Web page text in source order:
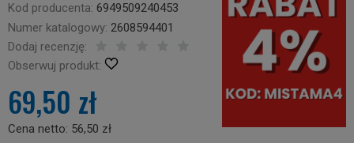
Kod producenta: 6949509240453
Numer katalogowy: 2608594401
Dodaj recenzję:
Obserwuj produkt:
69,50 zł
Cena netto: 56,50 zł